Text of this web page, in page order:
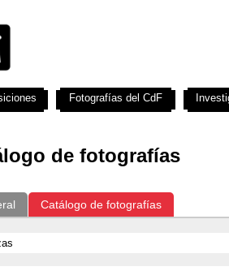
de fotografías
Catálogo de fotografías
Fotografías del CdF